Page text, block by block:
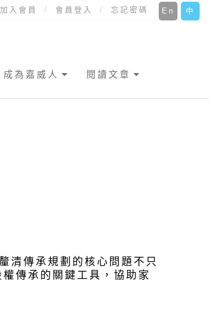
中
En
加入會員 會員登入 忘記密碼
成為嘉威人 閱讀文章
清傳承規劃的核心問題不只
傳承的關鍵工具，協助家